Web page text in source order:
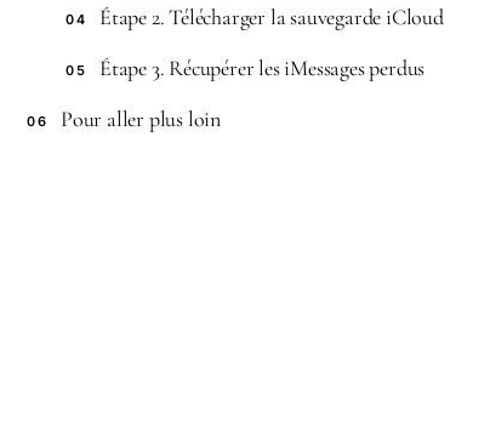
04 Étape 2. Télécharger la sauvegarde iCloud
05 Étape 3. Récupérer les iMessages perdus
06 Pour aller plus loin